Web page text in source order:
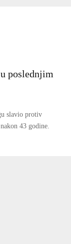
poslednjim
slavio protiv
43 godine.